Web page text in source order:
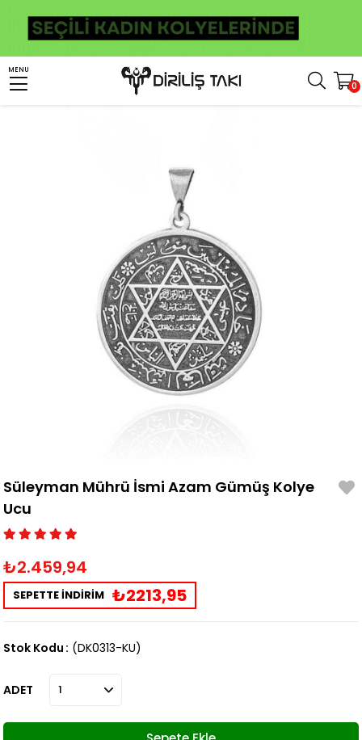
MENU
0
Kolye Ucu Süleyman Mührü İsmi Azam Gümüş Kolye Ucu
Süleyman Mührü İsmi Azam Gümüş Kolye
Ucu
₺2.459,94
SEPETTE İNDİRİM ₺2213,95
Stok Kodu (DK0313-KU)
ADET